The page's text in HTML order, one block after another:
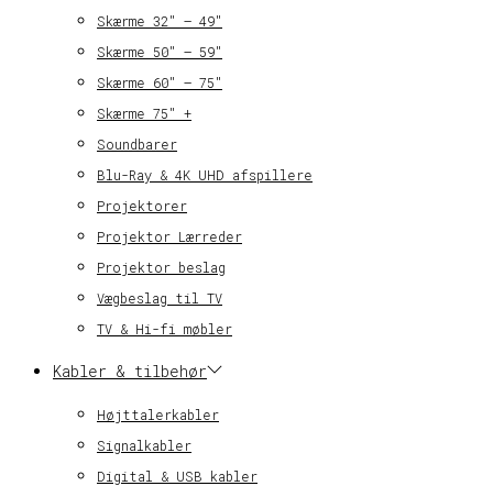
Skærme 32″ – 49″
Skærme 50″ – 59″
Skærme 60″ – 75″
Skærme 75″ +
Soundbarer
Blu-Ray & 4K UHD afspillere
Projektorer
Projektor Lærreder
Projektor beslag
Vægbeslag til TV
TV & Hi-fi møbler
Kabler & tilbehør
Højttalerkabler
Signalkabler
Digital & USB kabler